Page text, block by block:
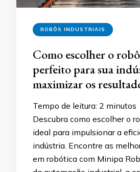
ROBÔS INDUSTRIAIS
Como escolher o
perfeito para sua
maximizar os
Tempo de leitura: 2 minutos
Descubra como escolher o
ideal para impulsionar a
indústria. Encontre as
em robótica com Minipa